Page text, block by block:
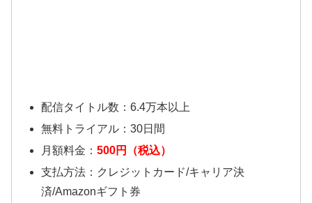
配信タイトル数：6.4万本以上
無料トライアル：30日間
月額料金： 500円（税込）
支払方法：クレジットカード/キャリア決
済/Amazonギフト券